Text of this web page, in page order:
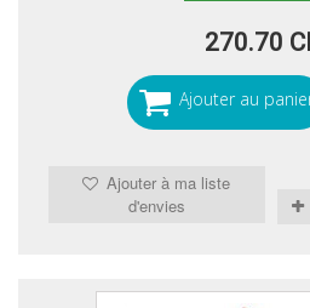
270.70
Ajouter au
Ajouter à ma liste
d'envies